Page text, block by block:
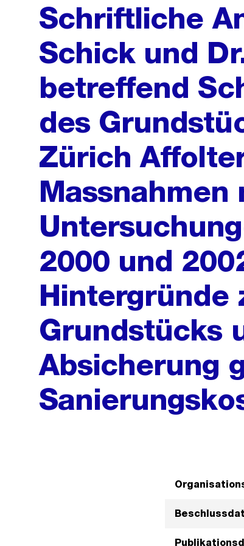
Schriftliche
Schick und
betreffend
des
Zürich
Massnahmen
2000 und
Hintergründe
Grundstücks
Absicherung